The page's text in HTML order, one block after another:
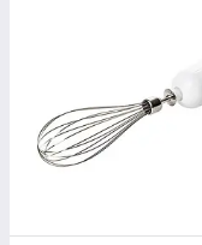
легкий догляд,
підходять для
оптимальне
Актуальний